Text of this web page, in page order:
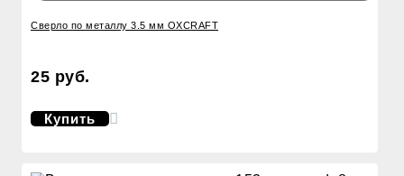
Сверло по металлу 3.5 мм OXCRAFT
25 руб.
Купить